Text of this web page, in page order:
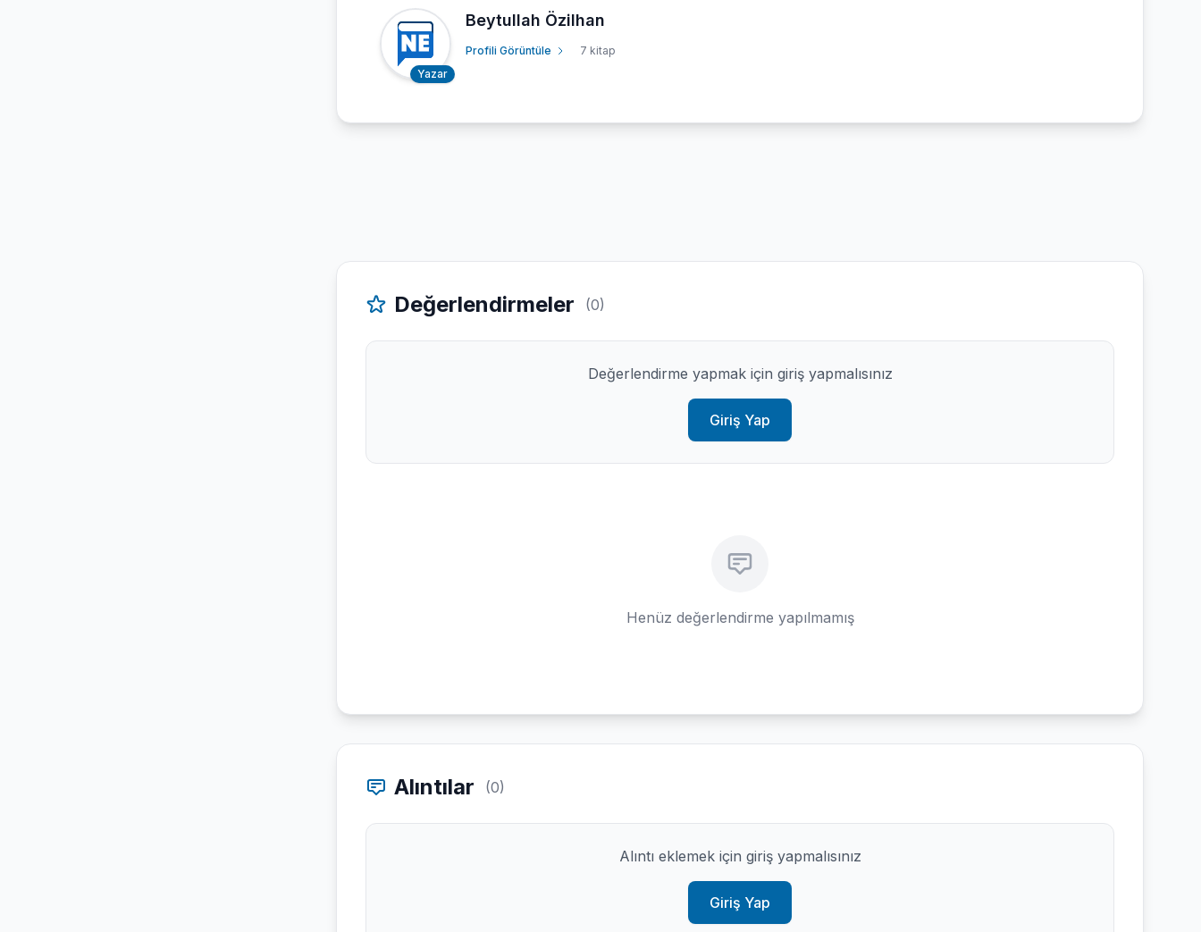
Yazar
Beytullah Özilhan
Profili Görüntüle 7 kitap
Değerlendirmeler (0)
Değerlendirme yapmak için giriş yapmalısınız
Giriş Yap
Henüz değerlendirme yapılmamış
Alıntılar (0)
Alıntı eklemek için giriş yapmalısınız
Giriş Yap